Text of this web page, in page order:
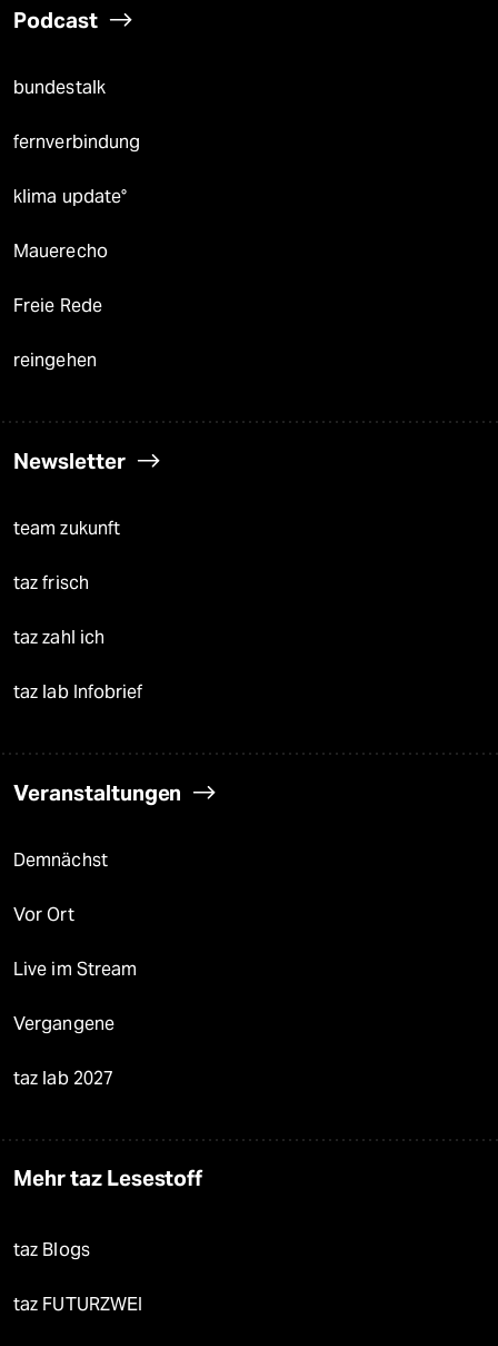
Podcast
bundestalk
fernverbindung
klima update°
Mauerecho
Freie Rede
reingehen
Newsletter
team zukunft
taz frisch
taz zahl ich
taz lab Infobrief
Veranstaltungen
Demnächst
Vor Ort
Live im Stream
Vergangene
taz lab 2027
Mehr taz Lesestoff
taz Blogs
taz FUTURZWEI